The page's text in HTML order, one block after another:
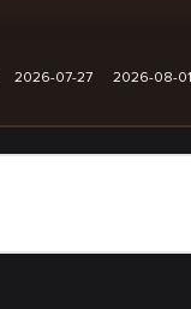
2026-07-27 2026-08-01